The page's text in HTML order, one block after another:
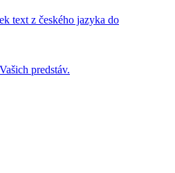
text z českého jazyka do
predstáv.